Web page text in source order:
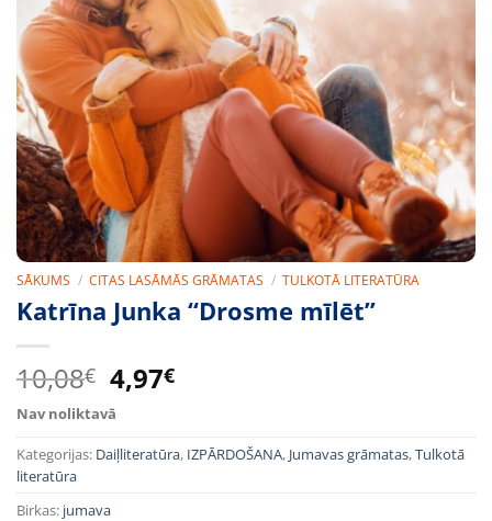
SĀKUMS / CITAS LASĀMĀS GRĀMATAS / TULKOTĀ LITERATŪRA
Katrīna Junka “Drosme mīlēt”
10,08€ Original
price
was:
10,08€.
4,97€Current
is:
4,97€.
Nav noliktavā
Kategorijas: Daiļliteratūra, IZPĀRDOŠANA, Jumavas grāmatas,Tulkotā
literatūra
Birkas: jumava